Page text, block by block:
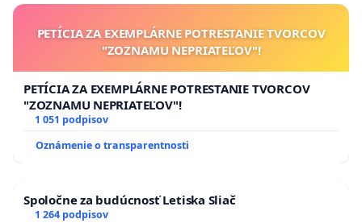
PETÍCIA ZA EXEMPLÁRNE POTRESTANIE TVORCOV
"ZOZNAMU NEPRIATEĽOV"!
PETÍCIA ZA EXEMPLÁRNE POTRESTANIE TVORCOV
"ZOZNAMU NEPRIATEĽOV"!
1 051 podpisov
Oznámenie o transparentnosti
Spoločne za budúcnosť Letiska Sliač
1 264 podpisov